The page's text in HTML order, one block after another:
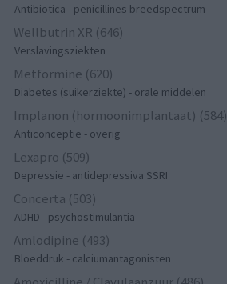
Antibiotica - penicillines breedspectrum
Wellbutrin XR (646)
Verslavingsziekten
Metformine (620)
Diabetes (suikerziekte) - orale middelen
Implanon (hormoonimplantaat) (584)
Anticonceptie - overig
Lexapro (509)
Depressie - antidepressiva SSRI
Concerta (503)
ADHD - psychostimulantia
Amlodipine (493)
Bloeddruk - calciumantagonisten